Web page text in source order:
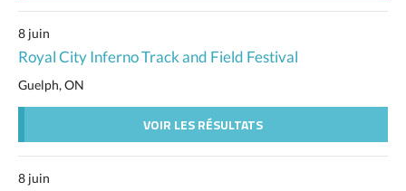
8 juin
Royal City Inferno Track and Field Festival
Guelph, ON
VOIR LES RÉSULTATS
8 juin